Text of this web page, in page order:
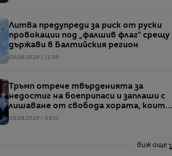
Литва предупреди за риск от руски
провокации под „фалшив флаг“ срещу
държави в Балтийския регион
06.08.2026 / 11:39
Тръмп отрече твърденията за
недостиг на боеприпаси и заплаши с
лишаване от свобода хората, които
разпространяват подобна
06.08.2026 / 09:11
виж още